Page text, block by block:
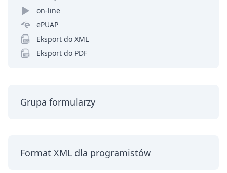
on-line
ePUAP
Eksport do XML
Eksport do PDF
Grupa formularzy
Format XML dla programistów